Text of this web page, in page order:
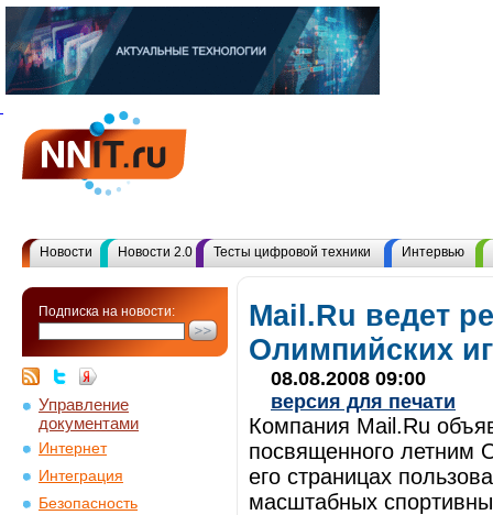
Новости Новости 2.0 Тесты цифровой техники Интервью
Подписка на новости:
Управление
документами
Интернет
Интеграция
Безопасность
Mail.Ru ведет
Олимпийских
08.08.2008 09:00
версия для печати
Компания Mail.Ru
посвященного летним
его страницах
масштабных